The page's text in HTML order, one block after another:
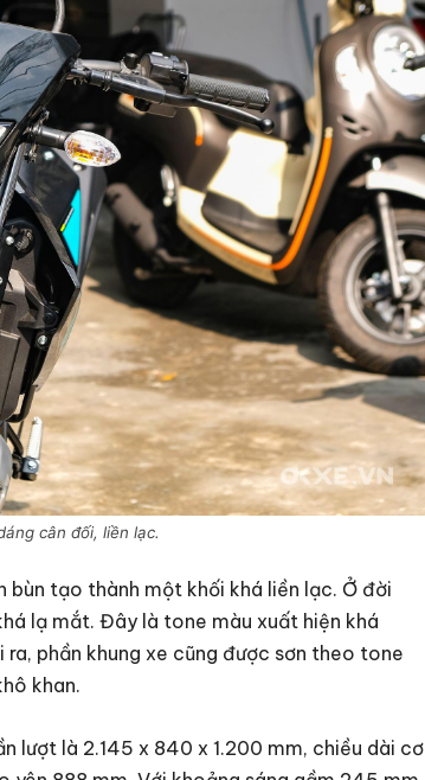
cân đối, liền lạc.
tạo thành một khối khá liền lạc. Ở đời
lạ mắt. Đây là tone màu xuất hiện khá
ra, phần khung xe cũng được sơn theo tone
khan.
lượt là 2.145 x 840 x 1.200 mm, chiều dài cơ